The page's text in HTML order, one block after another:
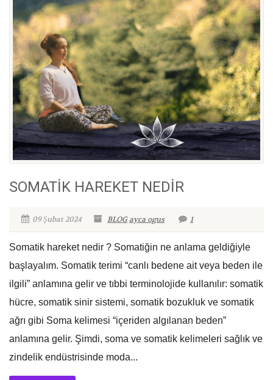
SOMATİK HAREKET NEDİR
09 Şubat 2024 BLOG ayca ogus 1
Somatik hareket nedir ? Somatiğin ne anlama geldiğiyle
başlayalım. Somatik terimi “canlı bedene ait veya beden ile
ilgili” anlamına gelir ve tıbbi terminolojide kullanılır: somatik
hücre, somatik sinir sistemi, somatik bozukluk ve somatik
ağrı gibi Soma kelimesi “içeriden algılanan beden”
anlamına gelir. Şimdi, soma ve somatik kelimeleri sağlık ve
zindelik endüstrisinde moda...